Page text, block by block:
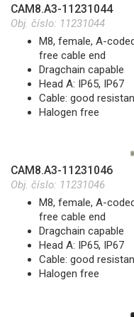
CAM8.A3-11231044
Obj. číslo: 11231044
M8, female, A-
free cable end
Dragchain capable
Head A: IP65, IP67
Cable: good
Halogen free
CAM8.A3-11231046
Obj. číslo: 11231046
M8, female, A-
free cable end
Dragchain capable
Head A: IP65, IP67
Cable: good
Halogen free